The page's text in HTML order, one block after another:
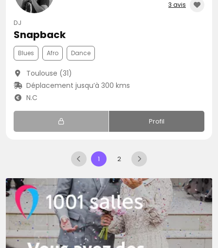
3 avis
DJ
Snapback
Blues Afro Dance
Toulouse (31)
Déplacement jusqu’à 300 kms
N.C
Profil
1 2